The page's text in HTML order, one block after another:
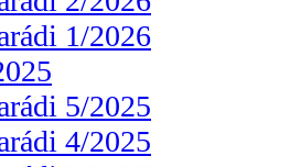
1/2026
5/2025
4/2025